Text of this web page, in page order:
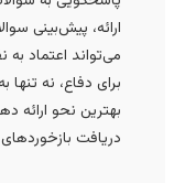
ارائه، پیش‌بینی سوالات
می‌تواند اعتماد به
برای دفاع، نه تنها به
بهترین نحو ارائه
دریافت بازخوردهای